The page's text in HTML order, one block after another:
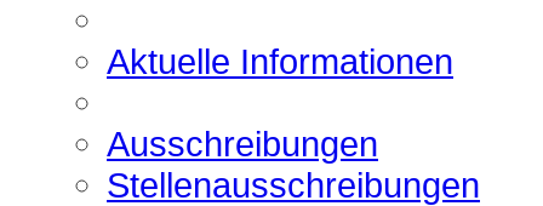
Aktuelle Informationen
Ausschreibungen
Stellenausschreibungen